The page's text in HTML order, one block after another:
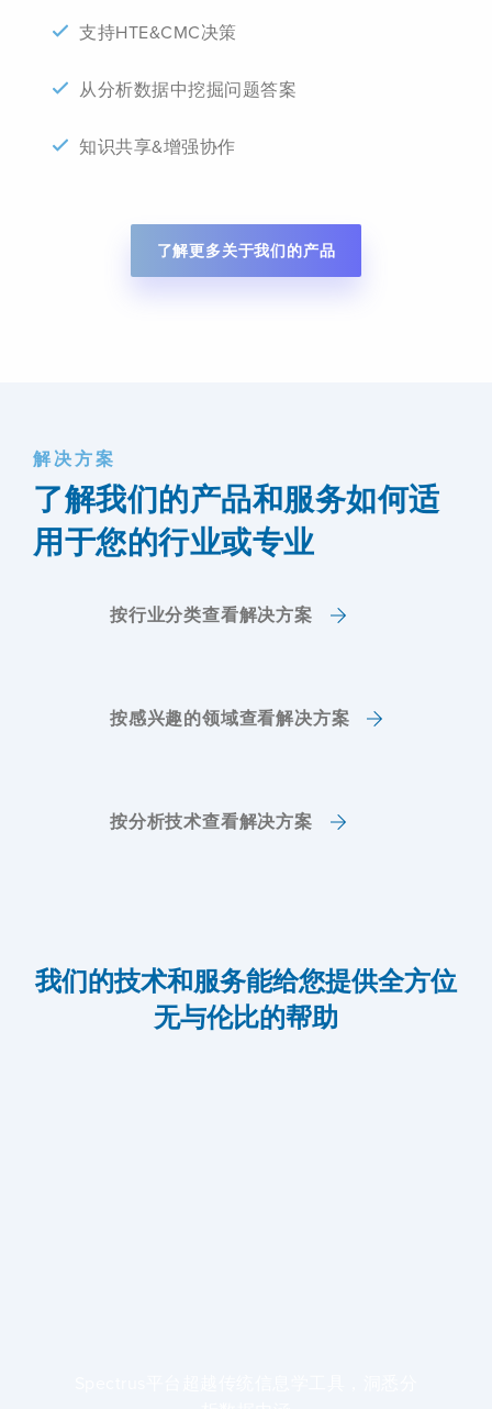
支持HTE&CMC决策
从分析数据中挖掘问题答案
知识共享&增强协作
了解更多关于我们的产品
解决方案
了解我们的产品和服务如何适
用于您的行业或专业
按行业分类查看解决方案
按感兴趣的领域查看解决方案
按分析技术查看解决方案
我们的技术和服务能给您提供全方位
无与伦比的帮助